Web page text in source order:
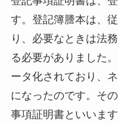
す。登記簿謄本は、
り、必要なときは法
る必要がありました
ータ化されており、
になったのです。そ
事項証明書といいま